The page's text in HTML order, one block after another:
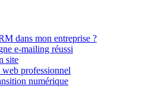
dans mon entreprise ?
e-mailing réussi
site
professionnel
numérique